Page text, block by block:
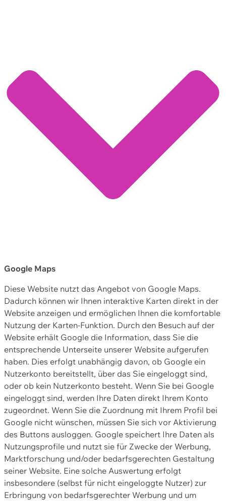
Google Maps
Diese Website nutzt das Angebot von Google Maps.
Dadurch können wir Ihnen interaktive Karten direkt in der
Website anzeigen und ermöglichen Ihnen die komfortable
Nutzung der Karten-Funktion. Durch den Besuch auf der
Website erhält Google die Information, dass Sie die
entsprechende Unterseite unserer Website aufgerufen
haben. Dies erfolgt unabhängig davon, ob Google ein
Nutzerkonto bereitstellt, über das Sie eingeloggt sind,
oder ob kein Nutzerkonto besteht. Wenn Sie bei Google
eingeloggt sind, werden Ihre Daten direkt Ihrem Konto
zugeordnet. Wenn Sie die Zuordnung mit Ihrem Profil bei
Google nicht wünschen, müssen Sie sich vor Aktivierung
des Buttons ausloggen. Google speichert Ihre Daten als
Nutzungsprofile und nutzt sie für Zwecke der Werbung,
Marktforschung und/oder bedarfsgerechten Gestaltung
seiner Website. Eine solche Auswertung erfolgt
insbesondere (selbst für nicht eingeloggte Nutzer) zur
Erbringung von bedarfsgerechter Werbung und um